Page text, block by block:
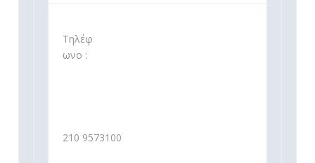
Τηλέφ
ωνο :
210 9573100